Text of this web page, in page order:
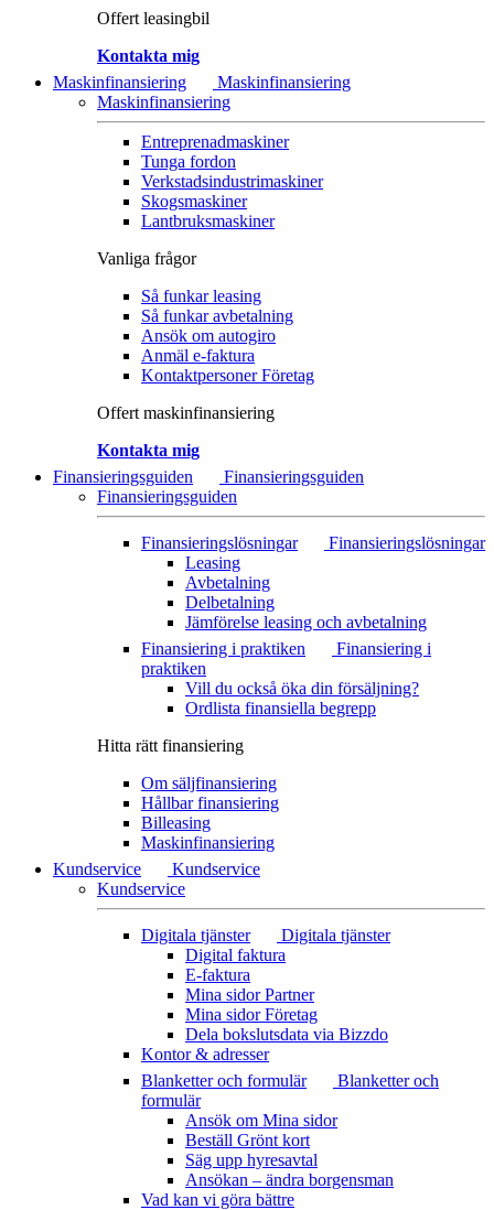
Offert leasingbil
Kontakta mig
Maskinfinansiering
Maskinfinansiering
Maskinfinansiering
Entreprenadmaskiner
Tunga fordon
Verkstadsindustrimaskiner
Skogsmaskiner
Lantbruksmaskiner
Vanliga frågor
Så funkar leasing
Så funkar avbetalning
Ansök om autogiro
Anmäl e-faktura
Kontaktpersoner Företag
Offert maskinfinansiering
Kontakta mig
Finansieringsguiden
Finansieringsguiden
Finansieringsguiden
Finansieringslösningar
Finansieringslösningar
Leasing
Avbetalning
Delbetalning
Jämförelse leasing och avbetalning
Finansiering i praktiken
Finansiering i
praktiken
Vill du också öka din försäljning?
Ordlista finansiella begrepp
Hitta rätt finansiering
Om säljfinansiering
Hållbar finansiering
Billeasing
Maskinfinansiering
Kundservice
Kundservice
Kundservice
Digitala tjänster
Digitala tjänster
Digital faktura
E-faktura
Mina sidor Partner
Mina sidor Företag
Dela bokslutsdata via Bizzdo
Kontor & adresser
Blanketter och formulär
Blanketter och
formulär
Ansök om Mina sidor
Beställ Grönt kort
Säg upp hyresavtal
Ansökan – ändra borgensman
Vad kan vi göra bättre